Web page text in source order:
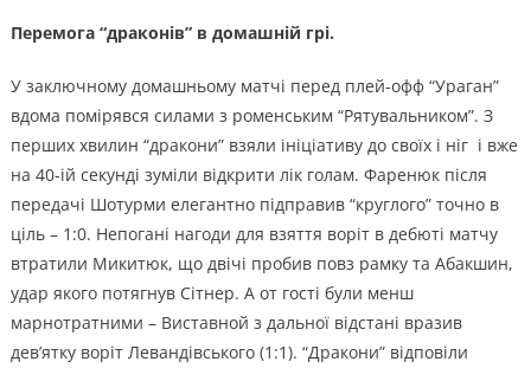
Перемога “драконів” в домашній грі.
У заключному домашньому матчі перед плей-офф “Ураган”
вдома помірявся силами з роменським “Рятувальником”. З
перших хвилин “дракони” взяли ініціативу до своїх і ніг і вже
на 40-ій секунді зуміли відкрити лік голам. Фаренюк після
передачі Шотурми елегантно підправив “круглого” точно в
ціль – 1:0. Непогані нагоди для взяття воріт в дебюті матчу
втратили Микитюк, що двічі пробив повз рамку та Абакшин,
удар якого потягнув Сітнер. А от гості були менш
марнотратними – Виставной з дальної відстані вразив
дев’ятку воріт Левандівського (1:1). “Дракони” відповіли